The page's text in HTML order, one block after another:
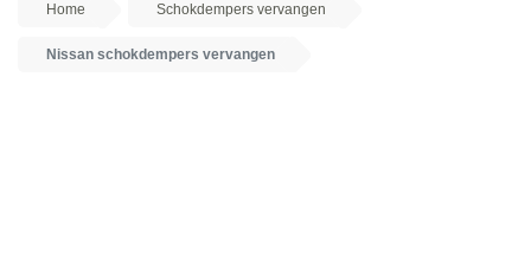
Home Schokdempers vervangen
Nissan schokdempers vervangen